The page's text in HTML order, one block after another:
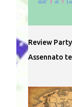
Review
Assennato